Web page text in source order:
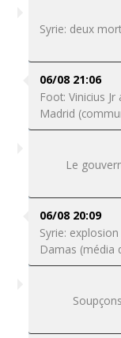
Syrie: deux
06/08 21:06
Foot: Vinicius
Madrid
Le
06/08 20:09
Syrie:
Damas (média